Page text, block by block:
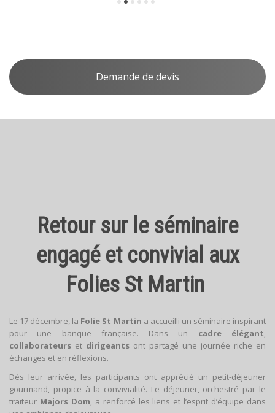
Demande de devis
Retour sur le séminaire
engagé et convivial aux
Folies St Martin
Le 17 décembre, la Folie St Martin a accueilli un séminaire inspirant
pour une banque française. Dans un cadre élégant
collaborateurs et dirigeants ont partagé une journée riche en
échanges et en réflexions.
Dès leur arrivée, les participants ont apprécié un petit-déjeuner
gourmand, propice à la convivialité. Le déjeuner, orchestré par le
traiteur Majors Dom , a renforcé les liens et l’esprit d’équipe dans